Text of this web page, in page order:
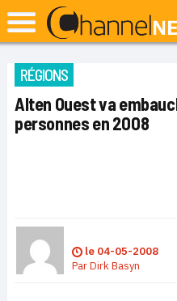
RÉGIONS
Alten Ouest va
personnes en 2008
le 04-05-2008
ParDirk Basyn